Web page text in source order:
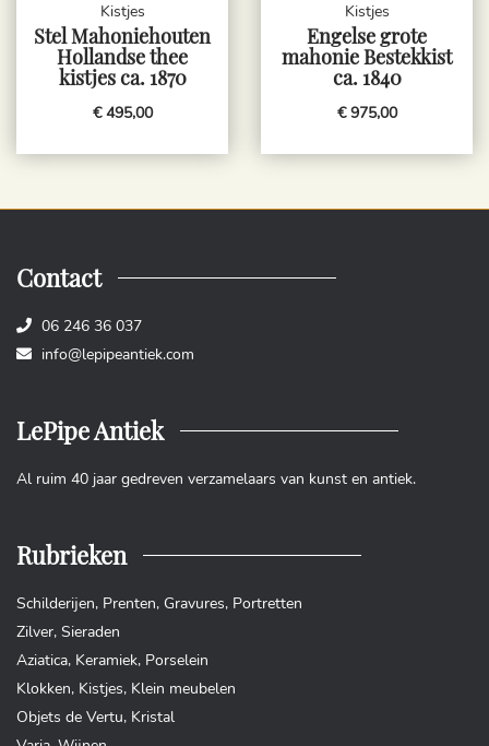
Kistjes
Stel Mahoniehouten
Hollandse thee
kistjes ca. 1870
€ 495,00
Kistjes
Engelse grote
mahonie Bestekkist
ca. 1840
€ 975,00
Contact
06 246 36 037
info@lepipeantiek.com
LePipe Antiek
Al ruim 40 jaar gedreven verzamelaars van kunst en antiek.
Rubrieken
Schilderijen, Prenten, Gravures, Portretten
Zilver, Sieraden
Aziatica, Keramiek, Porselein
Klokken, Kistjes, Klein meubelen
Objets de Vertu, Kristal